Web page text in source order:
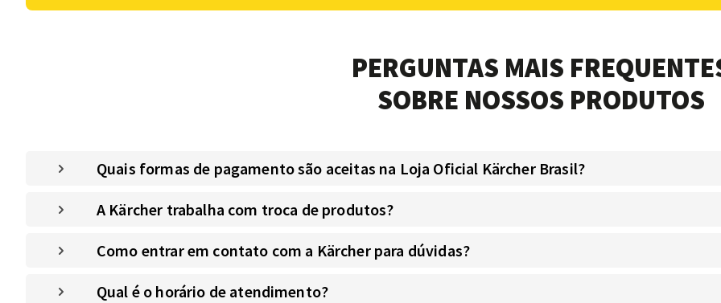
PERGUNTAS MAIS
SOBRE NOSSOS PRODUTOS
Quais formas de pagamento são aceitas na Loja Oficial Kärcher Brasil?
A Kärcher trabalha com troca de produtos?
Como entrar em contato com a Kärcher para dúvidas?
Qual é o horário de atendimento?